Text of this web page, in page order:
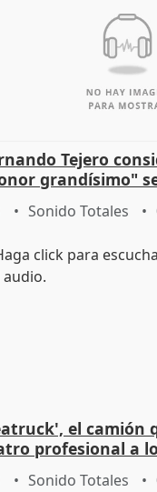
Tejero
grandísimo"
Sonido Totales
el camión
profesional a
Sonido Totales